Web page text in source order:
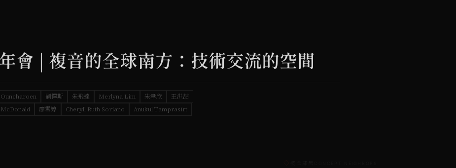
會 | 複音的全球南方：技術交流的空間
劉懌斯 朱飛達 Merlyna Lim 朱聿欣
王洪喆
廖雪婷 Cheryll Ruth Soriano
Anukul Tamprasirt